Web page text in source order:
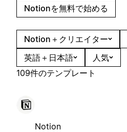
Notionを無料で始める
Notion＋クリエイター
英語＋日本語
人気
109件のテンプレート
Notion